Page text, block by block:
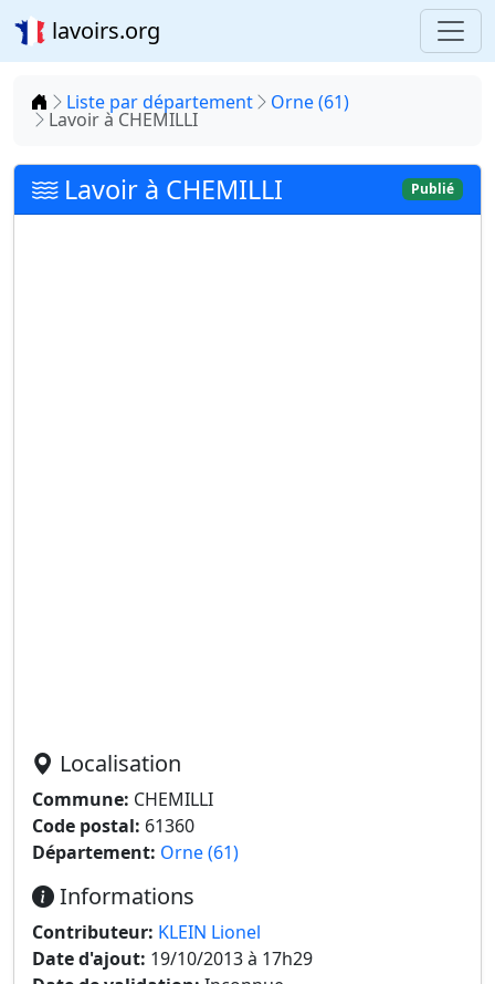
lavoirs.org
Accueil
Liste par département Orne (61)
Lavoir à CHEMILLI
Lavoir à CHEMILLI Publié
Localisation
Commune: CHEMILLI
Code postal: 61360
Département: Orne (61)
Informations
Contributeur: KLEIN Lionel
Date d'ajout: 19/10/2013 à 17h29